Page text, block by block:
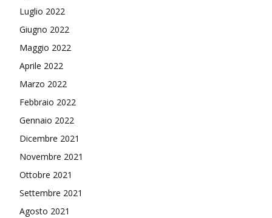
Luglio 2022
Giugno 2022
Maggio 2022
Aprile 2022
Marzo 2022
Febbraio 2022
Gennaio 2022
Dicembre 2021
Novembre 2021
Ottobre 2021
Settembre 2021
Agosto 2021